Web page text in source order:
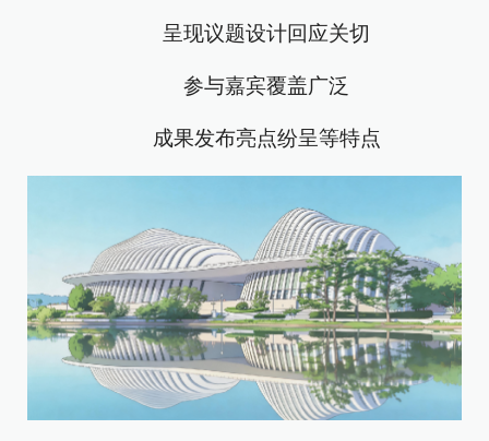
呈现议题设计回应关切
参与嘉宾覆盖广泛
成果发布亮点纷呈等特点